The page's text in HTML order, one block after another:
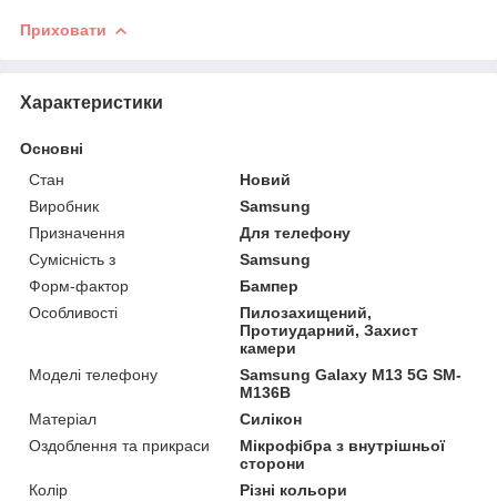
Приховати
Характеристики
Основні
Стан
Новий
Виробник
Samsung
Призначення
Для телефону
Сумісність з
Samsung
Форм-фактор
Бампер
Особливості
Пилозахищений,
Протиударний, Захист
камери
Моделі телефону
Samsung Galaxy M13 5G SM-
M136B
Матеріал
Силікон
Оздоблення та прикраси
Мікрофібра з внутрішньої
сторони
Колір
Різні кольори